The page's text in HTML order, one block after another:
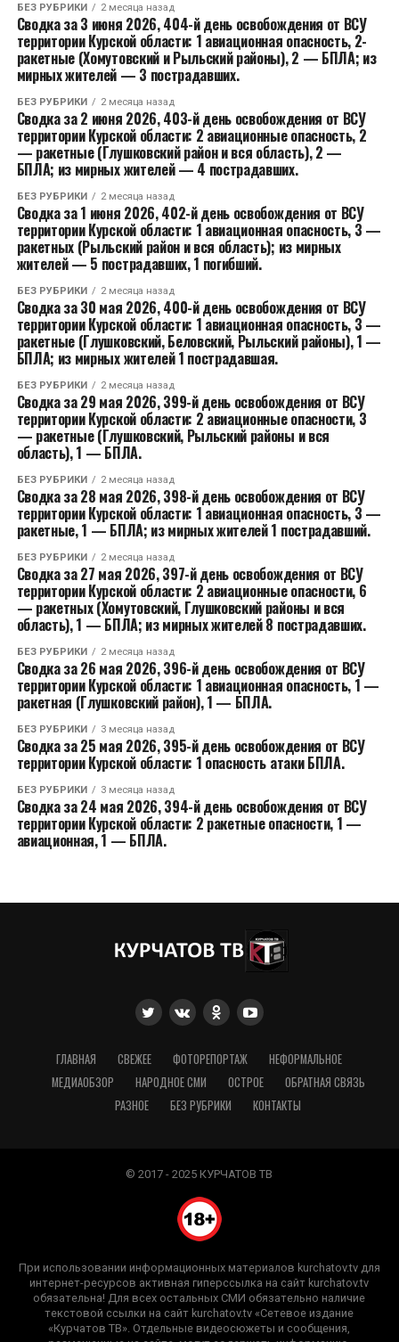
БЕЗ РУБРИКИ 2 месяца назад
Сводка за 3 июня 2026, 404-й день освобождения от ВСУ
территории Курской области: 1 авиационная опасность, 2-
ракетные (Хомутовский и Рыльский районы), 2 — БПЛА; из
мирных жителей — 3 пострадавших.
БЕЗ РУБРИКИ 2 месяца назад
Сводка за 2 июня 2026, 403-й день освобождения от ВСУ
территории Курской области: 2 авиационные опасность, 2
— ракетные (Глушковский район и вся область), 2 —
БПЛА; из мирных жителей — 4 пострадавших.
БЕЗ РУБРИКИ 2 месяца назад
Сводка за 1 июня 2026, 402-й день освобождения от ВСУ
территории Курской области: 1 авиационная опасность, 3 —
ракетных (Рыльский район и вся область); из мирных
жителей — 5 пострадавших, 1 погибший.
БЕЗ РУБРИКИ 2 месяца назад
Сводка за 30 мая 2026, 400-й день освобождения от ВСУ
территории Курской области: 1 авиационная опасность, 3 —
ракетные (Глушковский, Беловский, Рыльский районы), 1 —
БПЛА; из мирных жителей 1 пострадавшая.
БЕЗ РУБРИКИ 2 месяца назад
Сводка за 29 мая 2026, 399-й день освобождения от ВСУ
территории Курской области: 2 авиационные опасности, 3
— ракетные (Глушковский, Рыльский районы и вся
область), 1 — БПЛА.
БЕЗ РУБРИКИ 2 месяца назад
Сводка за 28 мая 2026, 398-й день освобождения от ВСУ
территории Курской области: 1 авиационная опасность, 3 —
ракетные, 1 — БПЛА; из мирных жителей 1 пострадавший.
БЕЗ РУБРИКИ 2 месяца назад
Сводка за 27 мая 2026, 397-й день освобождения от ВСУ
территории Курской области: 2 авиационные опасности, 6
— ракетных (Хомутовский, Глушковский районы и вся
область), 1 — БПЛА; из мирных жителей 8 пострадавших.
БЕЗ РУБРИКИ 2 месяца назад
Сводка за 26 мая 2026, 396-й день освобождения от ВСУ
территории Курской области: 1 авиационная опасность, 1 —
ракетная (Глушковский район), 1 — БПЛА.
БЕЗ РУБРИКИ 3 месяца назад
Сводка за 25 мая 2026, 395-й день освобождения от ВСУ
территории Курской области: 1 опасность атаки БПЛА.
БЕЗ РУБРИКИ 3 месяца назад
Сводка за 24 мая 2026, 394-й день освобождения от ВСУ
территории Курской области: 2 ракетные опасности, 1 —
авиационная, 1 — БПЛА.
ГЛАВНАЯ СВЕЖЕЕ ФОТОРЕПОРТАЖ
НЕФОРМАЛЬНОЕ
МЕДИАОБЗОР
НАРОДНОЕ СМИ ОСТРОЕ
ОБРАТНАЯ СВЯЗЬ
РАЗНОЕ
БЕЗ РУБРИКИ КОНТАКТЫ
© 2017 - 2025 КУРЧАТОВ ТВ
При использовании информационных материалов kurchatov.tv для
интернет-ресурсов активная гиперссылка на сайт kurchatov.tv
обязательна! Для всех остальных СМИ обязательно наличие
текстовой ссылки на сайт kurchatov.tv «Сетевое издание
«Курчатов ТВ». Отдельные видеосюжеты и сообщения,